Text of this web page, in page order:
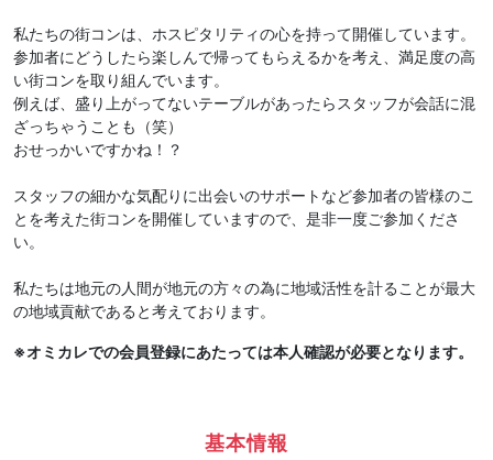
私たちの街コンは、ホスピタリティの心を持って開催しています。
参加者にどうしたら楽しんで帰ってもらえるかを考え、満足度の高
い街コンを取り組んでいます。
例えば、盛り上がってないテーブルがあったらスタッフが会話に混
ざっちゃうことも（笑）
おせっかいですかね！？
スタッフの細かな気配りに出会いのサポートなど参加者の皆様のこ
とを考えた街コンを開催していますので、是非一度ご参加くださ
い。
私たちは地元の人間が地元の方々の為に地域活性を計ることが最大
の地域貢献であると考えております。
※オミカレでの会員登録にあたっては本人確認が必要となります。
基本情報